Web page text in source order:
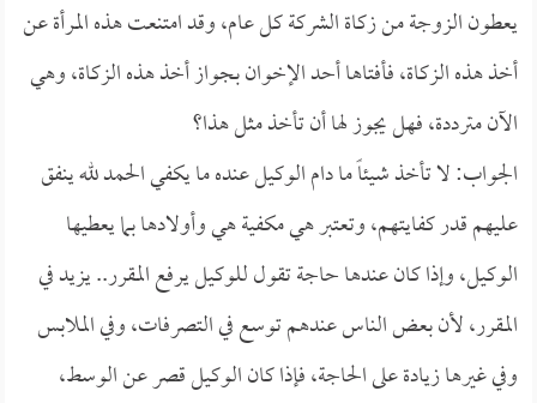
يعطون الزوجة من زكاة الشركة كل عام، وقد امتنعت هذه المرأة عن
أخذ هذه الزكاة، فأفتاها أحد الإخوان بجواز أخذ هذه الزكاة، وهي
الآن مترددة، فهل يجوز لها أن تأخذ مثل هذا؟
الجواب: لا تأخذ شيئاً ما دام الوكيل عنده ما يكفي الحمد لله ينفق
عليهم قدر كفايتهم، وتعتبر هي مكفية هي وأولادها بما يعطيها
الوكيل، وإذا كان عندها حاجة تقول للوكيل يرفع المقرر.. يزيد في
المقرر، لأن بعض الناس عندهم توسع في التصرفات، وفي الملابس
وفي غيرها زيادة على الحاجة، فإذا كان الوكيل قصر عن الوسط،